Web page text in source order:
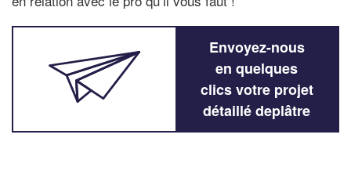
Envoyez-nous
en quelques
clics votre projet
détaillé deplâtre